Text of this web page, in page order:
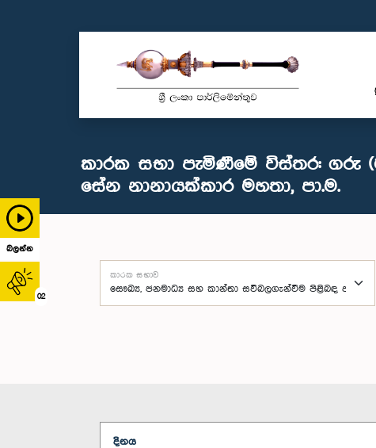
බලන්න
02
කාරක සභා පැමිණීමේ විස්තර: ගරු
සේන නානායක්කාර මහතා, පා.ම.
කාරක සභාව
දිනය